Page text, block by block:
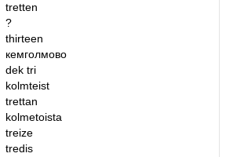
tretten
?
thirteen
кемголмово
dek tri
kolmteist
trettan
kolmetoista
treize
tredis